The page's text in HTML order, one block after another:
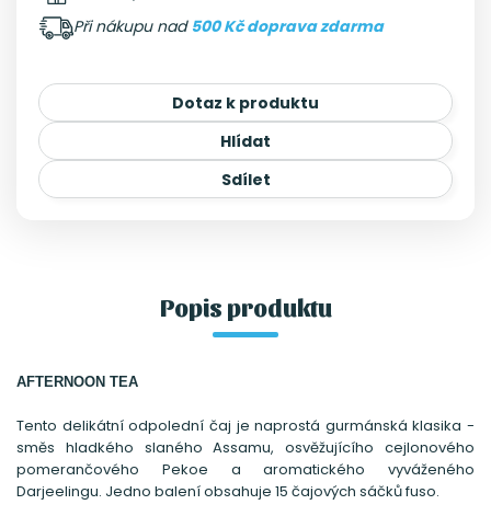
Při nákupu nad 500 Kč doprava zdarma
Dotaz k produktu
Hlídat
Sdílet
Popis produktu
AFTERNOON TEA
Tento delikátní odpolední čaj je naprostá gurmánská klasika -
směs hladkého slaného Assamu, osvěžujícího cejlonového
pomerančového Pekoe a aromatického vyváženého
Darjeelingu. Jedno balení obsahuje 15 čajových sáčků fuso.